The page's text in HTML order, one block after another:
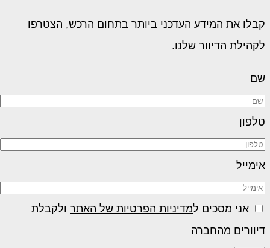
קבלו את המידע העדכני ביותר בתחום הרכש, הצטרפו
לקהילת הדיוור שלנו.
שם
טלפון
אימייל
אני מסכים למדיניות הפרטיות של האתר ולקבלת
דיוורים מהחברה